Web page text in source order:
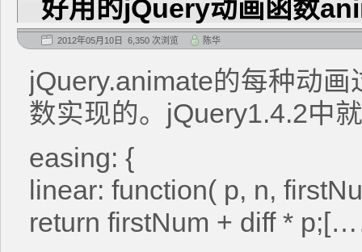
好用的jQuery动画函数
2012年05月10日 6,350 次浏览 陈华
jQuery.animate的每种动
数实现的。jQuery1.4.2中
easing: {
linear: function( p, n,
return firstNum + diff *